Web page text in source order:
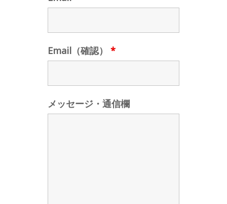
Email（確認） *
メッセージ・通信欄